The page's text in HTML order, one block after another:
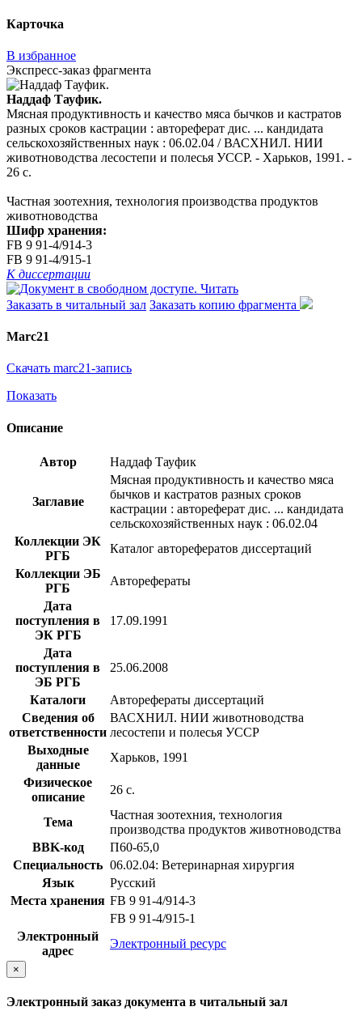
Карточка
В избранное
Экспресс-заказ фрагмента
Наддаф Тауфик.
Мясная продуктивность и качество мяса бычков и кастратов
разных сроков кастрации : автореферат дис. ... кандидата
сельскохозяйственных наук : 06.02.04 / ВАСХНИЛ. НИИ
животноводства лесостепи и полесья УССР. - Харьков, 1991. -
26 с.
Частная зоотехния, технология производства продуктов
животноводства
Шифр хранения:
FB 9 91-4/914-3
FB 9 91-4/915-1
К диссертации
Читать
Заказать в читальный зал Заказать копию фрагмента
Marc21
Скачать marc21-запись
Показать
Описание
Автор Наддаф Тауфик
Заглавие
Мясная продуктивность и качество мяса
бычков и кастратов разных сроков
кастрации : автореферат дис. ... кандидата
сельскохозяйственных наук : 06.02.04
Коллекции ЭК
РГБ
Каталог авторефератов диссертаций
Коллекции ЭБ
РГБ
Авторефераты
Дата
поступления в
ЭК РГБ
17.09.1991
Дата
поступления в
ЭБ РГБ
25.06.2008
Каталоги
Авторефераты диссертаций
Сведения об
ответственности
ВАСХНИЛ. НИИ животноводства
лесостепи и полесья УССР
Выходные
данные
Харьков, 1991
Физическое
описание
26 с.
Тема
Частная зоотехния, технология
производства продуктов животноводства
BBK-код
П60-65,0
Специальность 06.02.04: Ветеринарная хирургия
Язык
Русский
Места хранения FB 9 91-4/914-3
FB 9 91-4/915-1
Электронный
адрес
Электронный ресурс
×
Электронный заказ документа в читальный зал